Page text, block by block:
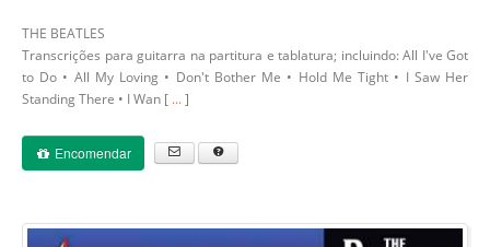
THE BEATLES
Transcrições para guitarra na partitura e tablatura; incluindo: All I've Got
to Do • All My Loving • Don't Bother Me • Hold Me Tight • I Saw Her
Standing There • I Wan [ ...]
Encomendar